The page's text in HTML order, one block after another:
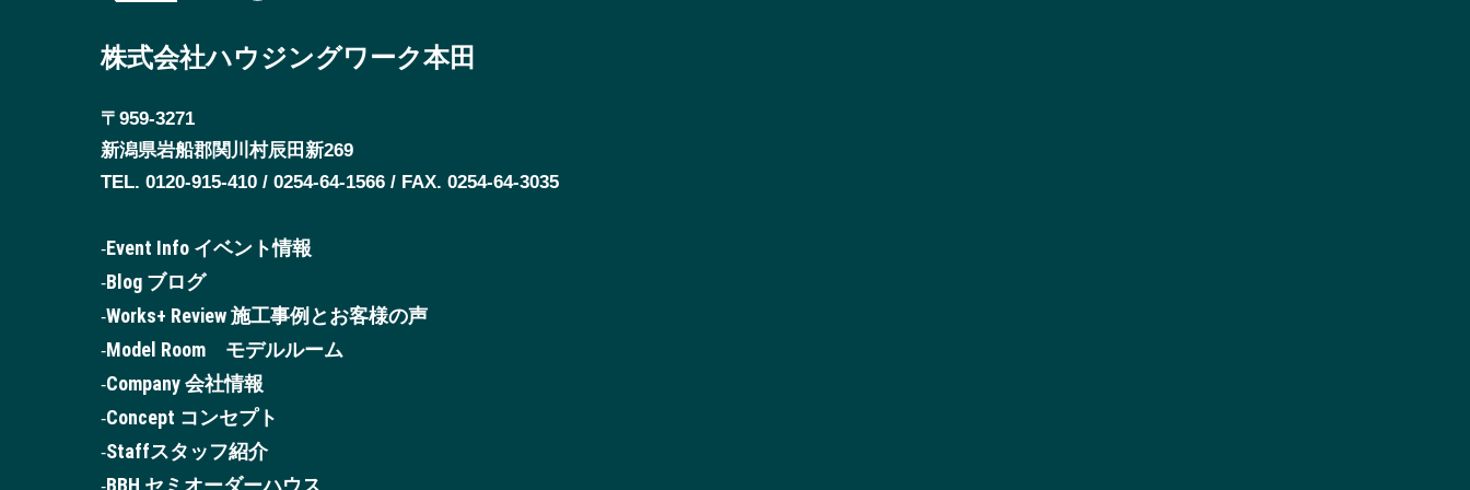
株式会社ハウジングワーク本田
〒959-3271
新潟県岩船郡関川村辰田新269
TEL. 0120-915-410 / 0254-64-1566 / FAX. 0254-64-3035
Event Info イベント情報
Blog ブログ
Works+ Review 施工事例とお客様の声
Model Room モデルルーム
Company 会社情報
Concept コンセプト
Staffスタッフ紹介
BBH セミオーダーハウス